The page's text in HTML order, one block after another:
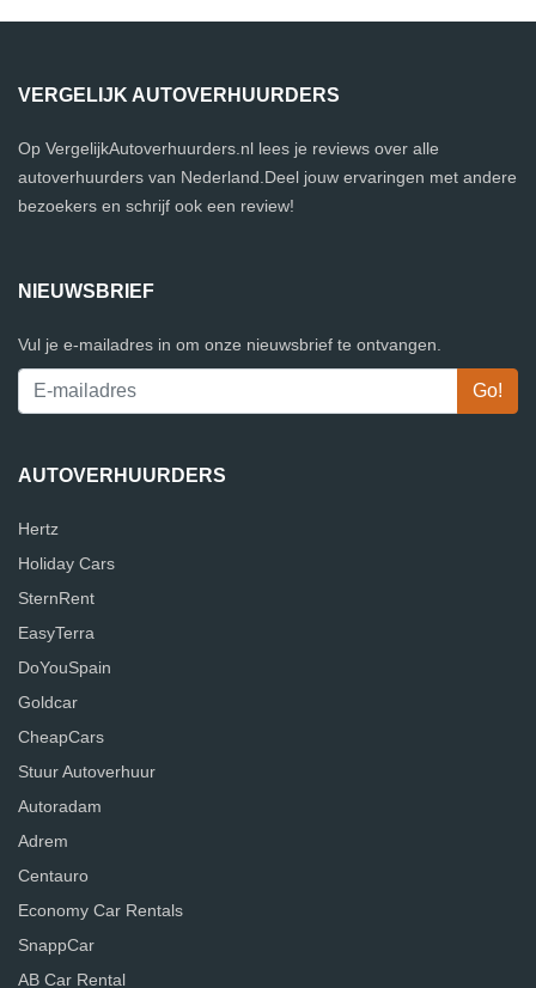
VERGELIJK AUTOVERHUURDERS
Op VergelijkAutoverhuurders.nl lees je reviews over alle
autoverhuurders van Nederland.Deel jouw ervaringen met andere
bezoekers en schrijf ook een review!
NIEUWSBRIEF
Vul je e-mailadres in om onze nieuwsbrief te ontvangen.
AUTOVERHUURDERS
Hertz
Holiday Cars
SternRent
EasyTerra
DoYouSpain
Goldcar
CheapCars
Stuur Autoverhuur
Autoradam
Adrem
Centauro
Economy Car Rentals
SnappCar
AB Car Rental